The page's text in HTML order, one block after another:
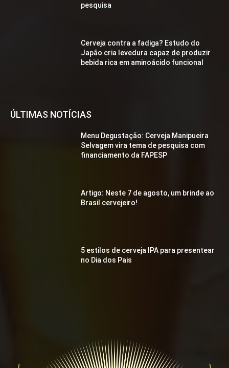
pesquisa
Cerveja contra a fadiga? Estudo do
Japão cria levedura capaz de produzir
bebida rica em aminoácido funcional
ÚLTIMAS NOTÍCIAS
Menu Degustação: Cerveja Manipueira
Selvagem vira tema de pesquisa com
financiamento da FAPESP
Artigo: Neste 7 de agosto, um brinde ao
Brasil cervejeiro!
5 estilos de cerveja IPA para presentear
no Dia dos Pais